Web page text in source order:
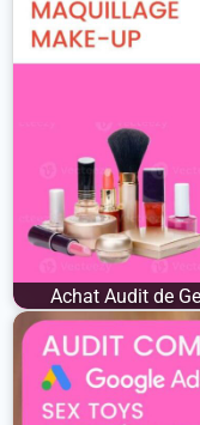
Achat Audit de